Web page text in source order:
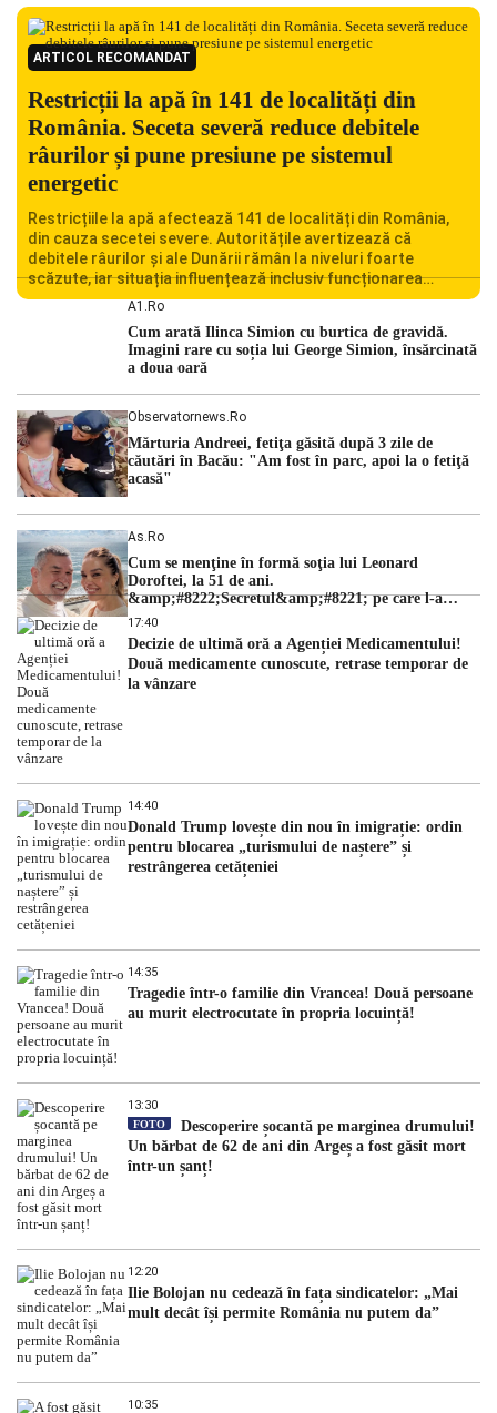
ARTICOL RECOMANDAT
Restricții la apă în 141 de localități din
România. Seceta severă reduce debitele
râurilor și pune presiune pe sistemul
energetic
Restricțiile la apă afectează 141 de localități din România,
din cauza secetei severe. Autoritățile avertizează că
debitele râurilor și ale Dunării rămân la niveluri foarte
scăzute, iar situația influențează inclusiv funcționarea
Centralei Nucleare de la Cernavodă. România se confruntă
hidrologic din ultimii ani. Lipsa […]
A1.ro
Cum arată Ilinca Simion cu burtica de gravidă.
Imagini rare cu soția lui George Simion, însărcinată
a doua oară
Observatornews.ro
Mărturia Andreei, fetiţa găsită după 3 zile de
căutări în Bacău: "Am fost în parc, apoi la o fetiţă
acasă"
As.ro
Cum se menţine în formă soţia lui Leonard
Doroftei, la 51 de ani.
&amp;#8222;Secretul&amp;#8221; pe care l-a
dezvăluit
17:40
Decizie de ultimă oră a Agenției Medicamentului!
Două medicamente cunoscute, retrase temporar de
la vânzare
14:40
Donald Trump lovește din nou în imigrație: ordin
pentru blocarea „turismului de naștere” și
restrângerea cetățeniei
14:35
Tragedie într-o familie din Vrancea! Două persoane
au murit electrocutate în propria locuință!
13:30
FOTO
Descoperire șocantă pe marginea drumului!
Un bărbat de 62 de ani din Argeș a fost găsit mort
într-un șanț!
12:20
Ilie Bolojan nu cedează în fața sindicatelor: „Mai
mult decât își permite România nu putem da”
10:35